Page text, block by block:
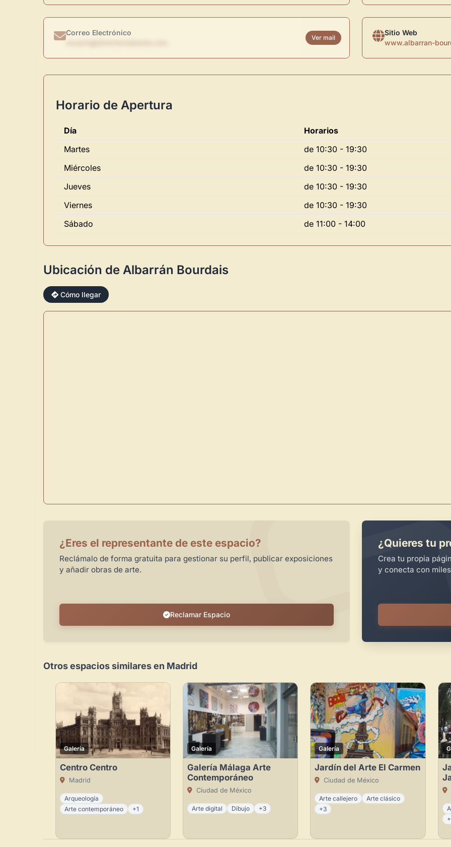
Correo Electrónico
Ver mail
Sitio Web
www.albarran-
Horario de Apertura
Día
Horarios
Martes
de 10:30 - 19:30
Miércoles
de 10:30 - 19:30
Jueves
de 10:30 - 19:30
Viernes
de 10:30 - 19:30
Sábado
de 11:00 - 14:00
Ubicación de Albarrán Bourdais
Cómo llegar
¿Eres el representante de este espacio?
Reclámalo de forma gratuita para gestionar su perfil, publicar exposiciones
y añadir obras de arte.
Reclamar Espacio
¿Quieres tu
Crea tu propia
y conecta con
Otros espacios similares en Madrid
Galería
Centro Centro
Madrid
Arqueología
Arte contemporáneo
+1
Galería
Galería Málaga Arte
Contemporáneo
Ciudad de México
Arte digital Dibujo +3
Galería
Jardín del Arte El Carmen
Ciudad de México
Arte callejero
Arte clásico
+3
Novedad: Tu Panel
Directorio de Arte
centro de control para gestionar
Crear cuenta y abrir mi Panel